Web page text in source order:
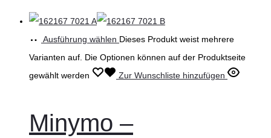
Ausführung wählen Dieses Produkt weist mehrere
Varianten auf. Die Optionen können auf der Produktseite
gewählt werden
Zur Wunschliste hinzufügen
Minymo –